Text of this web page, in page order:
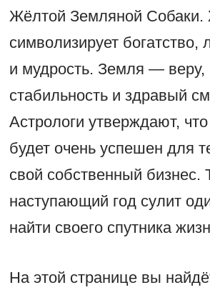
Жёлтой Земляной Собаки.
символизирует богатство,
и мудрость. Земля — веру,
стабильность и здравый
Астрологи утверждают,
будет очень успешен для
свой собственный бизнес.
наступающий год сулит
найти своего спутника
На этой странице вы